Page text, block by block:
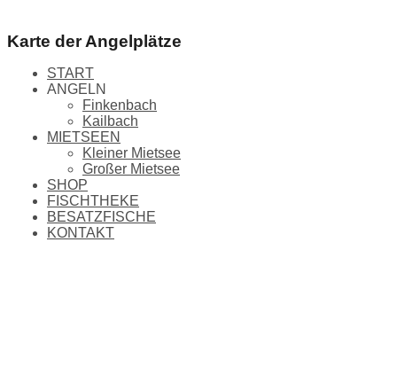
START
ANGELN
Finkenbach
Kailbach
MIETSEEN
Kleiner Mietsee
Großer Mietsee
SHOP
FISCHTHEKE
BESATZFISCHE
KONTAKT
Karte der Angelplätze